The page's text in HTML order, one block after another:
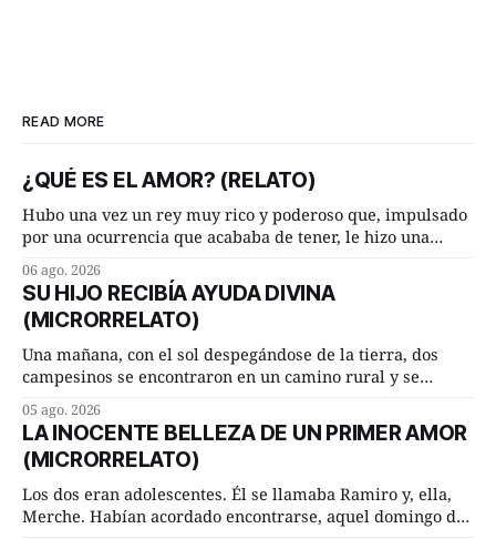
READ MORE
¿QUÉ ES EL AMOR? (RELATO)
Hubo una vez un rey muy rico y poderoso que, impulsado
por una ocurrencia que acababa de tener, le hizo una
Dime, hombre sabio, ¿qué es el amor según tú? Su
consejero, que era muy prudente y astuto le respondió de
inmediato:
06 ago. 2026
SU HIJO RECIBÍA AYUDA DIVINA
(MICRORRELATO)
Una mañana, con el sol despegándose de la tierra, dos
campesinos se encontraron en un camino rural y se
remolachas, Manuel? —quiso saber uno. —Eso acabo de
hacer, Paco. ¿Cómo va ese maíz tuyo? --se interesó el otro.
—De momento mejor
05 ago. 2026
LA INOCENTE BELLEZA DE UN PRIMER AMOR
(MICRORRELATO)
Los dos eran adolescentes. Él se llamaba Ramiro y, ella,
Merche. Habían acordado encontrarse, aquel domingo de